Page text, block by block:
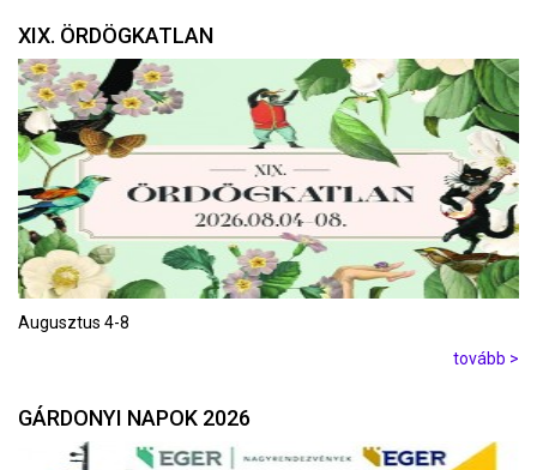
XIX. ÖRDÖGKATLAN
Augusztus 4-8
tovább >
GÁRDONYI NAPOK 2026